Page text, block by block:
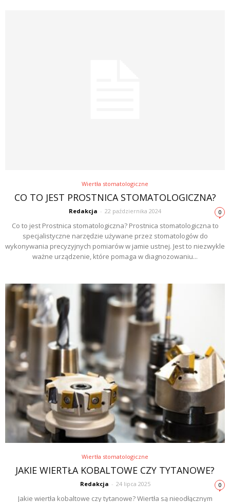
Wiertła stomatologiczne
CO TO JEST PROSTNICA STOMATOLOGICZNA?
Redakcja - 22 października 2024 0
Co to jest Prostnica stomatologiczna? Prostnica stomatologiczna to
specjalistyczne narzędzie używane przez stomatologów do
wykonywania precyzyjnych pomiarów w jamie ustnej. Jest to niezwykle
ważne urządzenie, które pomaga w diagnozowaniu...
Wiertła stomatologiczne
JAKIE WIERTŁA KOBALTOWE CZY TYTANOWE?
Redakcja - 24 lipca 2025 0
Jakie wiertła kobaltowe czy tytanowe? Wiertła są nieodłącznym